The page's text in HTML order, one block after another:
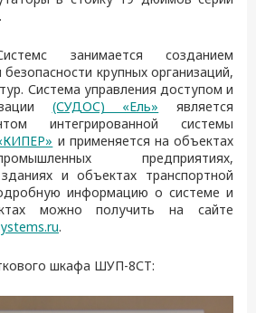
.
занимается созданием
крупных организаций,
Система управления доступом и
(СУДОС) «Ель» является
интегрированной системы
и применяется на объектах
предприятиях,
и объектах транспортной
информацию о системе и
можно получить на сайте
.
шкафа ШУП-8СТ: